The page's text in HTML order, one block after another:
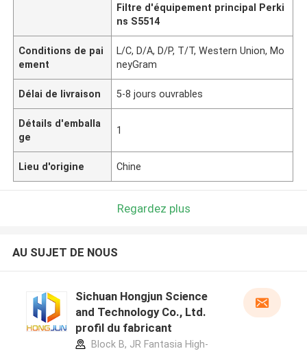
Filtre d'équipement principal Perki
ns S5514
Conditions de pai
ement
L/C, D/A, D/P, T/T, Western Union, Mo
neyGram
Délai de livraison 5-8 jours ouvrables
Détails d'emballa
ge
1
Lieu d'origine Chine
Regardez plus
AU SUJET DE NOUS
Sichuan Hongjun Science
and Technology Co., Ltd.
profil du fabricant
Block B, JR Fantasia High-